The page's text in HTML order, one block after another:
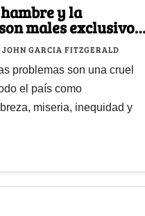
y la
males exclusivos
JOHN GARCIA FITZGERALD
problemas son una cruel
el país como
miseria, inequidad y